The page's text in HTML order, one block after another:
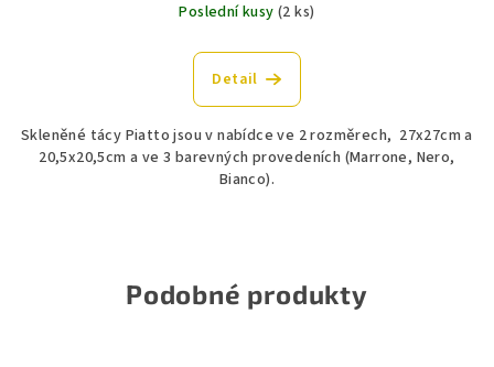
Poslední kusy(2 ks)
Detail
Skleněné tácy Piatto jsou v nabídce ve 2 rozměrech, 27x27cm a
20,5x20,5cm a ve 3 barevných provedeních (Marrone, Nero,
Bianco).
Podobné produkty